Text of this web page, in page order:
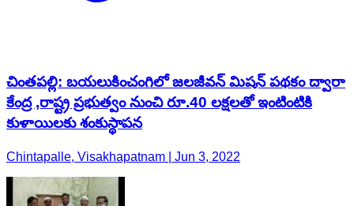
చింతపల్లి: బయలుకించంగిలో జలజీవన్ మిషన్ పథకం ద్వారా
కేంద్ర ,రాష్ట్ర ప్రభుత్వం నుంచి రూ.40 లక్షలతో ఇంటింటికి
కుళాయిలకు శంకుస్థాపన
Chintapalle, Visakhapatnam | Jun 3, 2022